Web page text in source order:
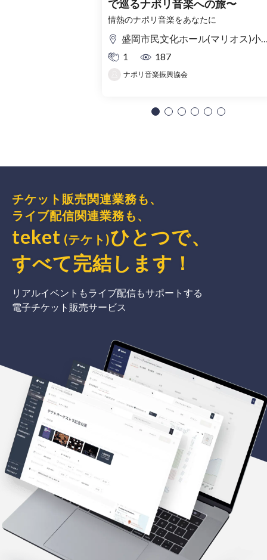
で巡るナポリ音楽への旅〜
情熱のナポリ音楽をあなたに
盛岡市民文化ホール(マリオス)小ホール
1
187
ナポリ音楽振興協会
チケット販売関連業務も、
ライブ配信関連業務も、
teket (テケト)ひとつで、
すべて完結 します ！
リアルイベントもライブ配信もサポートする
電子チケット販売サービス